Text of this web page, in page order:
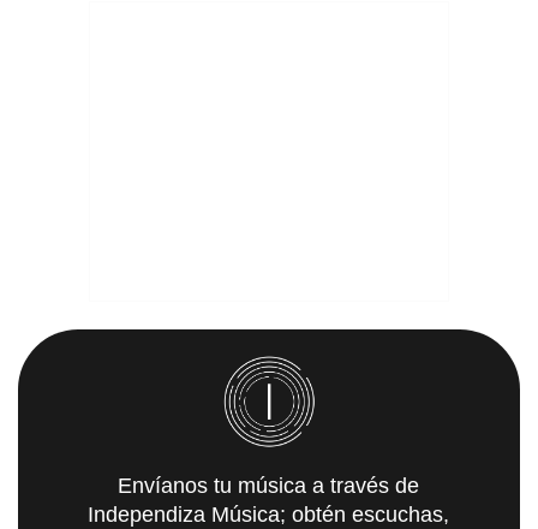
Envíanos tu música a través de
Independiza Música; obtén escuchas,